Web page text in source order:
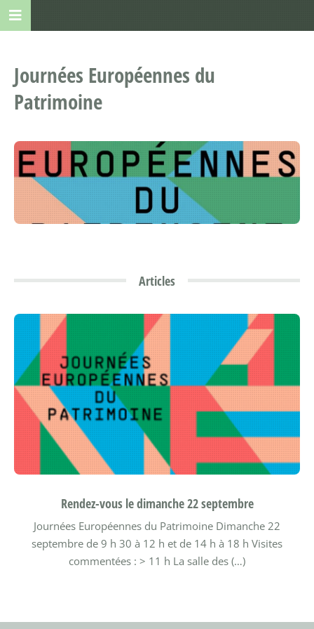
Journées Européennes du
Patrimoine
Articles
Rendez-vous le dimanche 22 septembre
Journées Européennes du Patrimoine Dimanche 22
septembre de 9 h 30 à 12 h et de 14 h à 18 h Visites
commentées : > 11 h La salle des (…)